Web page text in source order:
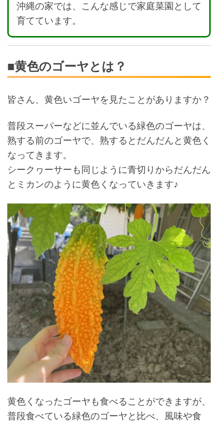
沖縄の家では、こんな感じで家庭菜園として
育てています。
■黄色のゴーヤとは？
皆さん、黄色いゴーヤを見たことがありますか？
普段スーパーなどに並んでいる緑色のゴーヤは、
熟する前のゴーヤで、熟するとだんだんと黄色く
なってきます。
シークヮーサーも同じように青切りからだんだん
とミカンのように黄色くなっていきます♪
黄色くなったゴーヤも食べることができますが、
普段食べている緑色のゴーヤと比べ、風味や食